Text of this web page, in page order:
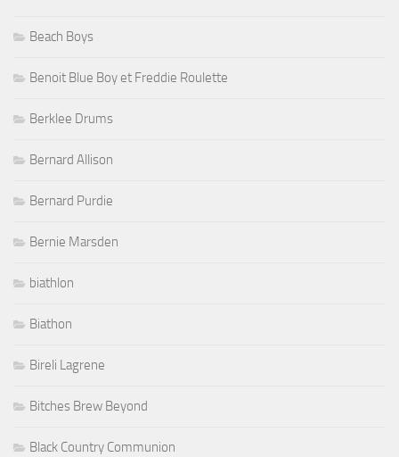
Beach Boys
Benoit Blue Boy et Freddie Roulette
Berklee Drums
Bernard Allison
Bernard Purdie
Bernie Marsden
biathlon
Biathon
Bireli Lagrene
Bitches Brew Beyond
Black Country Communion